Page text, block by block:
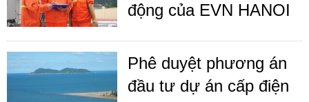
động của EVN HANOI
Phê duyệt phương án
đầu tư dự án cấp điện